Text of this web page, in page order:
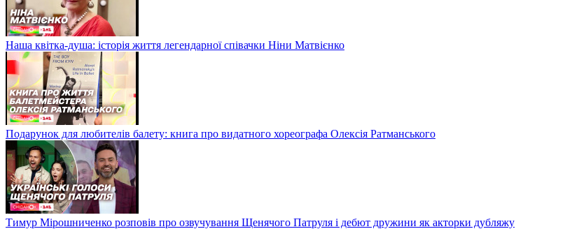
Наша квітка-душа: історія життя легендарної співачки Ніни Матвієнко
Подарунок для любителів балету: книга про видатного хореографа Олексія Ратманського
Тимур Мірошниченко розповів про озвучування Щенячого Патруля і дебют дружини як акторки дубляжу